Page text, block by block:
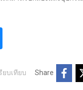
ยบเทียบ Share